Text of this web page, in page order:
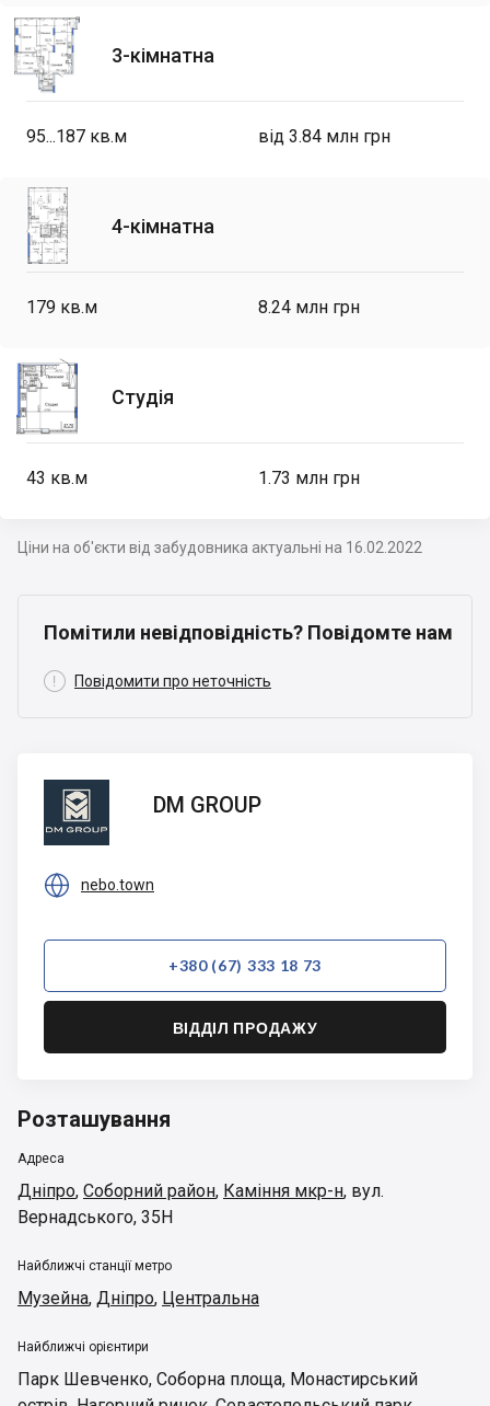
3-кімнатна
95...187 кв.м від 3.84 млн грн
4-кімнатна
179 кв.м 8.24 млн грн
Студія
43 кв.м 1.73 млн грн
Ціни на об'єкти від забудовника актуальні на 16.02.2022
Помітили невідповідність? Повідомте нам
 Повідомити про неточність
DM
GROUP
DM GROUP
 nebo.town
+380 (67) 333 18 73
ВІДДІЛ ПРОДАЖУ
Розташування
Адреса
Дніпро, Соборний район, Каміння мкр-н, вул.
Вернадського, 35Н
Найближчі станції метро
Музейна, Дніпро, Центральна
Найближчі орієнтири
Парк Шевченко, Соборна площа, Монастирський